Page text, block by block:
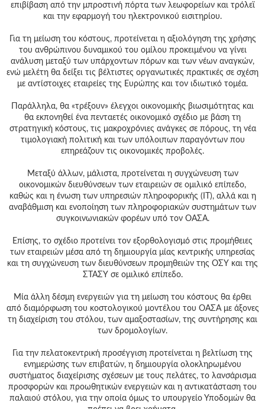
επιβίβαση από την μπροστινή πόρτα των λεωφορείων και τρόλεϊ
και την εφαρμογή του ηλεκτρονικού εισιτηρίου.
Για τη μείωση του κόστους, προτείνεται η αξιολόγηση της χρήσης
του ανθρώπινου δυναμικού του ομίλου προκειμένου να γίνει
ανάλυση μεταξύ των υπάρχοντων πόρων και των νέων αναγκών,
ενώ μελέτη θα δείξει τις βέλτιστες οργανωτικές πρακτικές σε σχέση
με αντίστοιχες εταιρείες της Ευρώπης και τον ιδιωτικό τομέα.
Παράλληλα, θα «τρέξουν» έλεγχοι οικονομικής βιωσιμότητας και
θα εκπονηθεί ένα πενταετές οικονομικό σχέδιο με βάση τη
στρατηγική κόστους, τις μακροχρόνιες ανάγκες σε πόρους, τη νέα
τιμολογιακή πολιτική και των υπόλοιπων παραγόντων που
επηρεάζουν τις οικονομικές προβολές.
Μεταξύ άλλων, μάλιστα, προτείνεται η συγχώνευση των
οικονομικών διευθύνσεων των εταιρειών σε ομιλικό επίπεδο,
καθώς και η ένωση των υπηρεσιών πληροφορικής (ΙΤ), αλλά και η
αναβάθμιση και ενοποίηση των πληροφοριακών συστημάτων των
συγκοινωνιακών φορέων υπό τον ΟΑΣΑ.
Επίσης, το σχέδιο προτείνει τον εξορθολογισμό στις προμήθειες
των εταιρειών μέσα από τη δημιουργία μίας κεντρικής υπηρεσίας
και τη συγχώνευση των διευθύνσεων προμηθειών της ΟΣΥ και της
ΣΤΑΣΥ σε ομιλικό επίπεδο.
Μία άλλη δέσμη ενεργειών για τη μείωση του κόστους θα έρθει
από διαμόρφωση του κοστολογικού μοντέλου του ΟΑΣΑ με άξονες
τη διαχείριση του στόλου, των αμαξοστασίων, της συντήρησης και
των δρομολογίων.
Για την πελατοκεντρική προσέγγιση προτείνεται η βελτίωση της
ενημερώσης των επιβατών, η δημιουργία ολοκληρωμένου
συστήματος διαχείρισης σχέσεων με τους πελάτες, το λανσάρισμα
προσφορών και προωθητικών ενεργειών και η αντικατάσταση του
παλαιού στόλου, για την οποία όμως το υπουργείο Υποδομών θα